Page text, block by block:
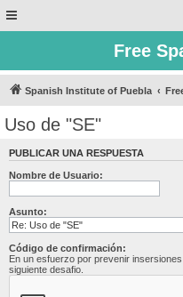
Free
Spanish Institute of Puebla
Uso de "SE"
PUBLICAR UNA RESPUESTA
Nombre de Usuario:
Asunto:
Código de confirmación:
En un esfuerzo por prevenir
siguiente desafio.